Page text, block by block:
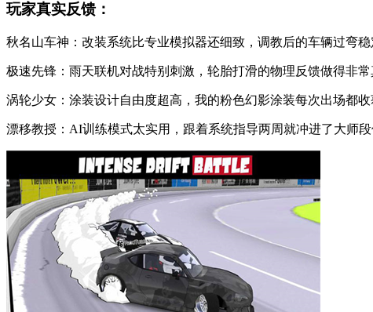
玩家真实反馈：
秋名山车神：改装系统比专业模拟器还细致，调教后的车辆过弯
极速先锋：雨天联机对战特别刺激，轮胎打滑的物理反馈做得非
涡轮少女：涂装设计自由度超高，我的粉色幻影涂装每次出场都
漂移教授：AI训练模式太实用，跟着系统指导两周就冲进了大师段